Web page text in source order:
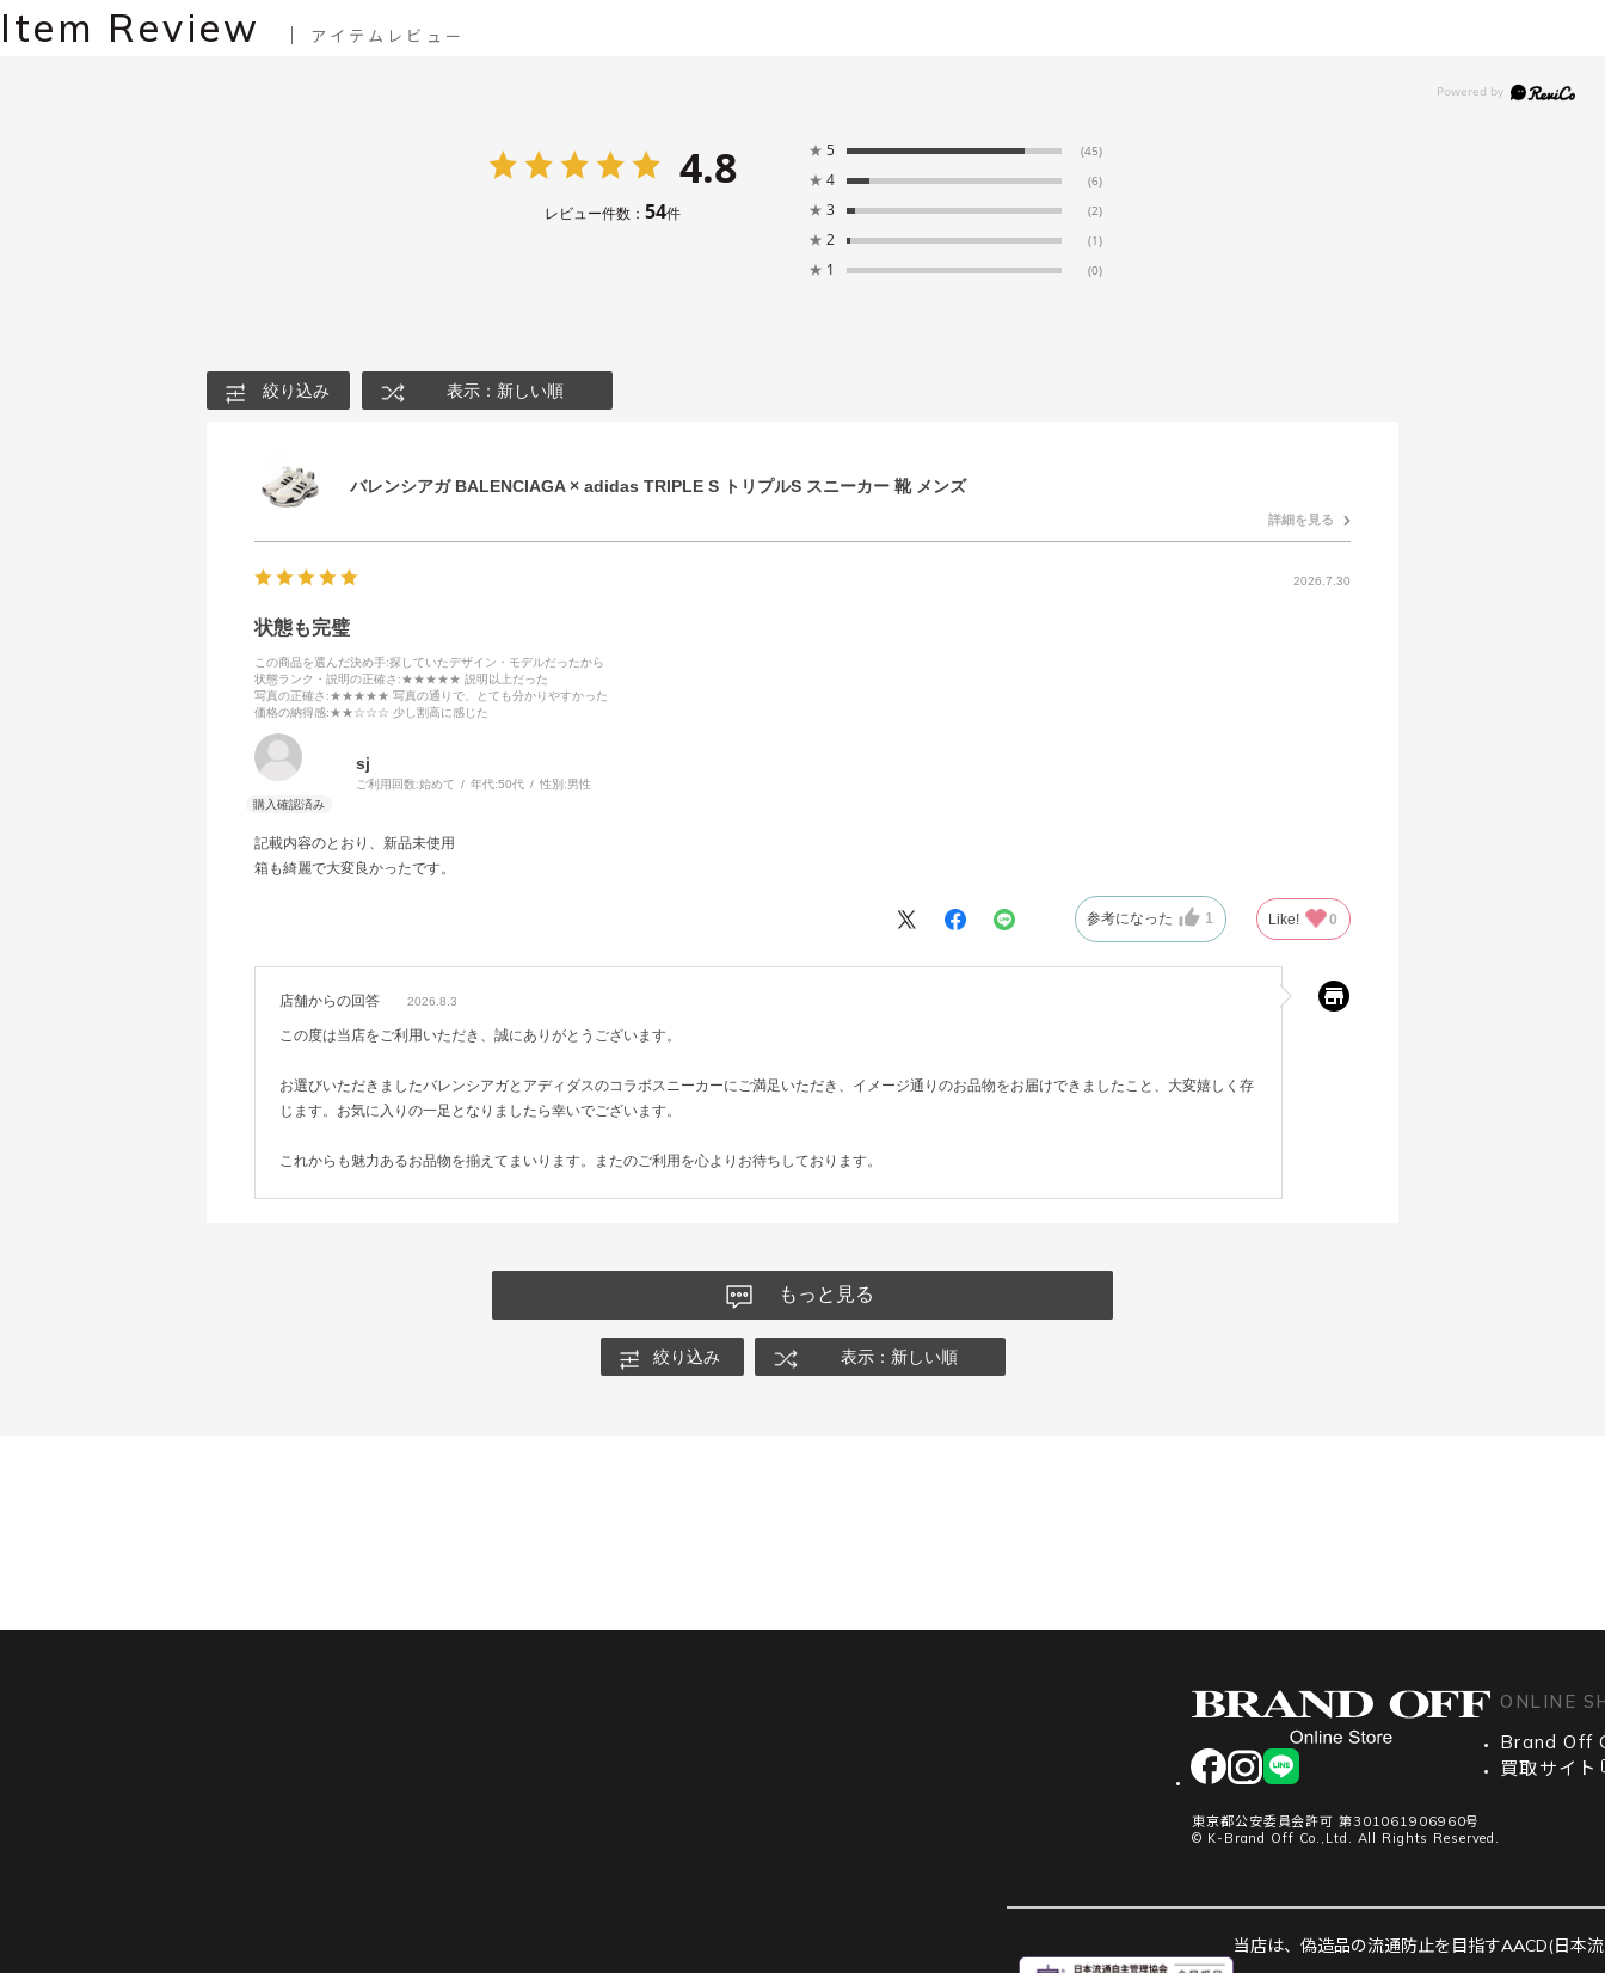
Item Review アイテムレビュー
4.8
レビュー件数： 54件
★ 5 (45)
★ 4 (6)
★ 3 (2)
★ 2 (1)
★ 1 (0)
絞り込み 表示：新しい順
バレンシアガ BALENCIAGA × adidas TRIPLE S トリプルS スニーカー 靴 メンズ
詳細を見る
2026.7.30
状態も完璧
この商品を選んだ決め手:探していたデザイン・モデルだったから
状態ランク・説明の正確さ :★★★★★ 説明以上だった
写真の正確さ :★★★★★ 写真の通りで、とても分かりやすかった
価格の納得感:★★☆☆☆ 少し割高に感じた
sj
ご利用回数:始めて 年代:50代 性別:男性
記載内容のとおり、新品未使用
箱も綺麗で大変良かったです。
参考になった 1 Like! 0
店舗からの回答 2026.8.3
この度は当店をご利用いただき、誠にありがとうございます。
お選びいただきましたバレンシアガとアディダスのコラボスニーカーにご満足いただき、イメージ通りのお品物をお届けできましたこと、大変嬉しく存
じます。お気に入りの一足となりましたら幸いでございます。
これからも魅力あるお品物を揃えてまいります。またのご利用を心よりお待ちしております。
もっと見る
絞り込み 表示：新しい順
facebookinstagram
LINE
東京都公安委員会許可 第301061906960号
© K-Brand Off Co.,Ltd. All Rights Reserved.
ONLINE
Brand Off
買取サイト
当店は、偽造品の流通防止を目指すAACD(日本